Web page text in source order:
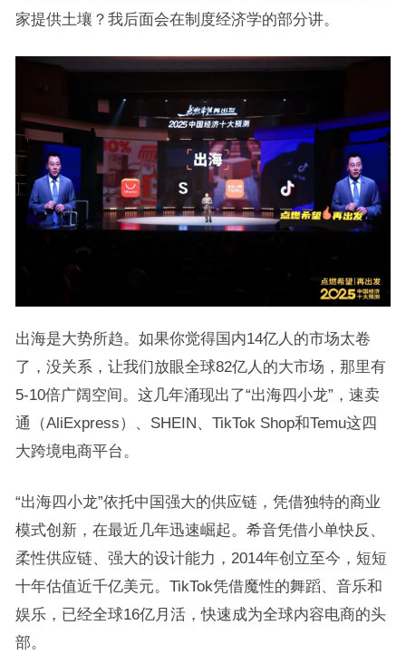
家提供土壤？我后面会在制度经济学的部分讲。
出海是大势所趋。如果你觉得国内14亿人的市场太卷
了，没关系，让我们放眼全球82亿人的大市场，那里有
5-10倍广阔空间。这几年涌现出了‌“出海四小龙”，速卖
通（AliExpress）、SHEIN、TikTok Shop和Temu这四
大跨境电商平台。
‌“出海四小龙”依托中国强大的供应链，凭借独特的商业
模式创新，在最近几年迅速崛起。希音凭借小单快反、
柔性供应链、强大的设计能力，2014年创立至今，短短
十年估值近千亿美元。TikTok凭借魔性的舞蹈、音乐和
娱乐，已经全球16亿月活，快速成为全球内容电商的头
部。